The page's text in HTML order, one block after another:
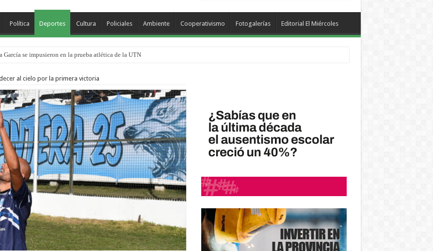
Política Deportes Cultura Policiales Ambiente Cooperativismo Fotogalerías Editorial El Miércoles
100 años de Aníbal Sampayo
al cielo por la primera victoria